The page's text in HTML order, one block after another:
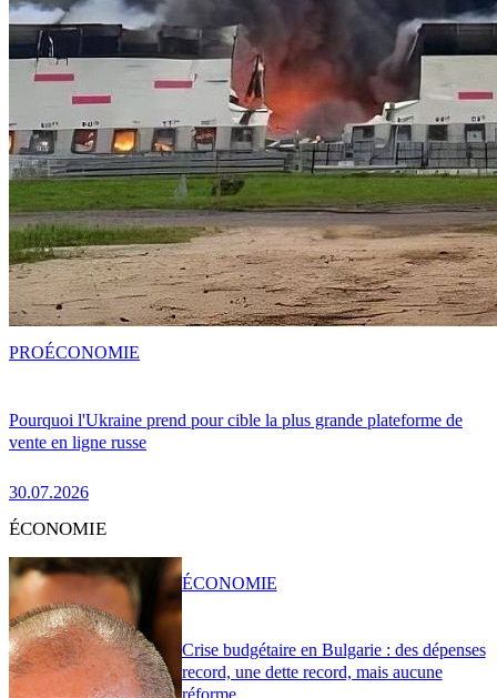
Pourquoi l'Ukraine prend pour cible la plus grande plateforme de
vente en ligne russe
30.07.2026
PROÉCONOMIE
ÉCONOMIE
Crise budgétaire en Bulgarie : des dépenses
record, une dette record, mais aucune
ÉCONOMIE